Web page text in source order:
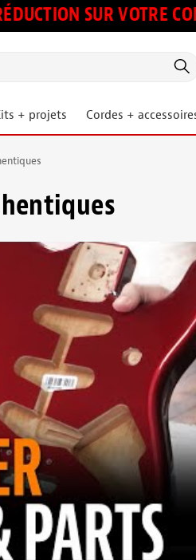
SUR VOTRE
+ projets Cordes +